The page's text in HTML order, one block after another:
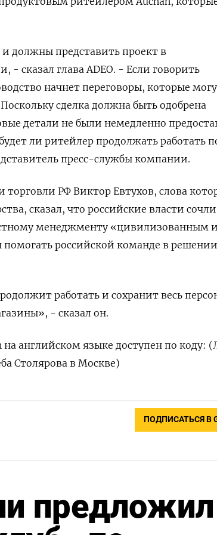
должны представить проект в
- сказал глава ADEO. - Если говорить
начнет переговоры, которые
сделка должна быть одобрена
детали не были немедленно
ли ритейлер продолжать работать
пресс-службы компании.
РФ Виктор Евтухов, слова
сказал, что российские власти сочли
менеджменту «цивилизованным и
российской команде в решении
работать и сохранит весь
- сказал он.
английском языке доступен по коду:
Столярова в Москве)
ПОДПИСАТЬСЯ В
предложил